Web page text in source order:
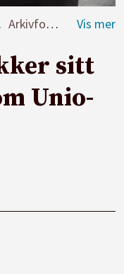
Arkivfoto: Forskerforbundet
sitt
Unio-